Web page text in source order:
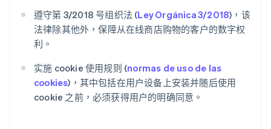
遵守第 3/2018 号组织法 (Ley Orgánica 3/2018)，该
法律除其他外，保障从在线商店购物的客户的数字权
利。
实施 cookie 使用规则 (normas de uso de las
cookies)，其中包括在用户设备上安装并随后使用
cookie 之前，必须获得用户的明确同意。